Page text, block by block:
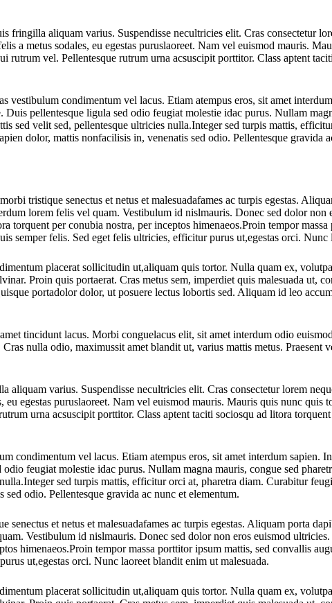
aliquam varius. Suspendisse necultricies elit. Cras consectetur
a metus sodales, eu egestas puruslaoreet. Nam vel euismod mauris.
rutrum vel. Pellentesque rutrum urna acsuscipit porttitor. Class aptent
vestibulum condimentum vel lacus. Etiam atempus eros, sit amet
pellentesque ligula sed odio feugiat molestie idac purus. Nullam
sed velit sed, pellentesque ultricies nulla.Integer sed turpis mattis,
dolor, mattis nonfacilisis in, venenatis sed odio. Pellentesque gravida
tristique senectus et netus et malesuadafames ac turpis egestas.
lorem felis vel quam. Vestibulum id nislmauris. Donec sed dolor non
torquent per conubia nostra, per inceptos himenaeos.Proin tempor
semper felis. Sed eget felis ultricies, efficitur purus ut,egestas orci. Nunc
placerat sollicitudin ut,aliquam quis tortor. Nulla quam ex,
Proin quis portaerat. Cras metus sem, imperdiet quis malesuada ut,
portadolor dolor, ut posuere lectus lobortis sed. Aliquam id leo
tincidunt lacus. Morbi conguelacus elit, sit amet interdum odio
nulla odio, maximussit amet blandit ut, varius mattis metus.
varius. Suspendisse necultricies elit. Cras consectetur lorem
egestas puruslaoreet. Nam vel euismod mauris. Mauris quis nunc
urna acsuscipit porttitor. Class aptent taciti sociosqu ad litora
condimentum vel lacus. Etiam atempus eros, sit amet interdum
feugiat molestie idac purus. Nullam magna mauris, congue sed
sed turpis mattis, efficitur orci at, pharetra diam. Curabitur
odio. Pellentesque gravida ac nunc et elementum.
senectus et netus et malesuadafames ac turpis egestas. Aliquam porta
Vestibulum id nislmauris. Donec sed dolor non eros euismod
himenaeos.Proin tempor massa porttitor ipsum mattis, sed convallis
ut,egestas orci. Nunc laoreet blandit enim ut malesuada.
placerat sollicitudin ut,aliquam quis tortor. Nulla quam ex,